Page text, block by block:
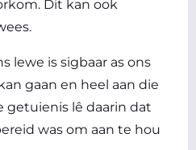
Dit kan ook
lewe is sigbaar as ons
gaan en heel aan die
getuienis lê daarin dat
was om aan te hou